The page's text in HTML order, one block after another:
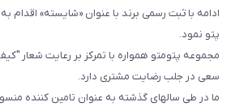
ادامه با ثبت رسمی برند با عنوان «شایسته» اقدام
پتو نمود.
مجموعه پتومتو همواره با تمرکز بر رعایت شعار
سعی در جلب رضایت مشتری دارد.
ما در طی سالهای گذشته به عنوان تامین کننده